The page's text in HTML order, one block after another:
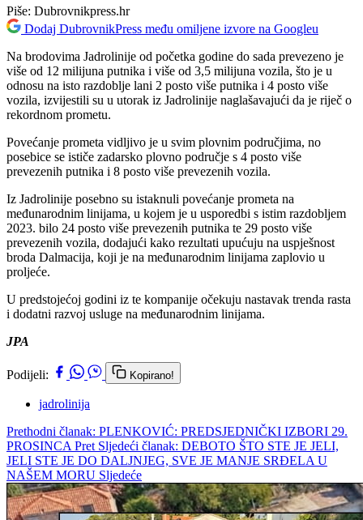
Piše: Dubrovnikpress.hr
Dodaj DubrovnikPress među omiljene izvore na Googleu
Na brodovima Jadrolinije od početka godine do sada prevezeno je
više od 12 milijuna putnika i više od 3,5 milijuna vozila, što je u
odnosu na isto razdoblje lani 2 posto više putnika i 4 posto više
vozila, izvijestili su u utorak iz Jadrolinije naglašavajući da je riječ o
rekordnom prometu.
Povećanje prometa vidljivo je u svim plovnim područjima, no
posebice se ističe zadarsko plovno područje s 4 posto više
prevezenih putnika i 8 posto više prevezenih vozila.
Iz Jadrolinije posebno su istaknuli povećanje prometa na
međunarodnim linijama, u kojem je u usporedbi s istim razdobljem
2023. bilo 24 posto više prevezenih putnika te 29 posto više
prevezenih vozila, dodajući kako rezultati upućuju na uspješnost
broda Dalmacija, koji je na međunarodnim linijama zaplovio u
proljeće.
U predstojećoj godini iz te kompanije očekuju nastavak trenda rasta
i dodatni razvoj usluge na međunarodnim linijama.
JPA
Podijeli: Kopirano!
jadrolinija
Prethodni članak: PLENKOVIĆ: PREDSJEDNIČKI IZBORI 29.
PROSINCA Pret Sljedeći članak: DEBOTO ŠTO STE JE JELI,
JELI STE JE DO DALJNJEG, SVE JE MANJE SRĐELA U
NAŠEM MORU Sljedeće